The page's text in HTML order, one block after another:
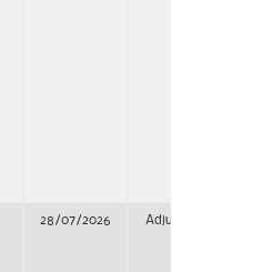
28/07/2026 Adjudicación